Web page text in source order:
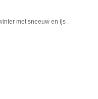
met sneeuw en ijs .